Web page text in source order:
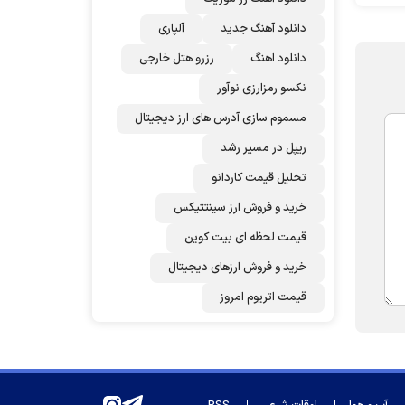
دانلود آهنگ جدید
آلپاری
دانلود اهنگ
رزرو هتل خارجی
نکسو رمزارزی نوآور
مسموم سازی آدرس های ارز دیجیتال
ریپل در مسیر رشد
تحلیل قیمت کاردانو
خرید و فروش ارز سینتتیکس
قیمت لحظه ای بیت کوین
خرید و فروش ارزهای دیجیتال
قیمت اتریوم امروز